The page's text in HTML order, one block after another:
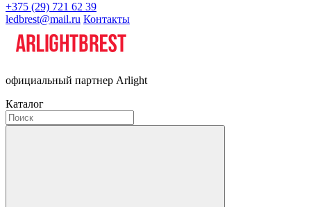
+375 (29) 721 62 39
ledbrest@mail.ru Контакты
официальный партнер Arlight
Каталог